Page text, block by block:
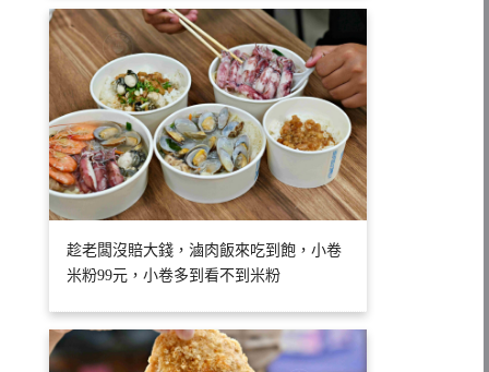
趁老闆沒賠大錢，滷肉飯來吃到飽，小卷
米粉99元，小卷多到看不到米粉